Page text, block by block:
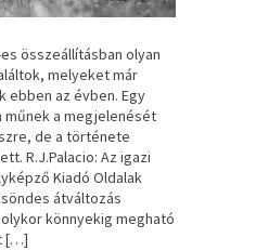
összeállításban olyan
melyeket már
ebben az évben. Egy
a megjelenését
de a története
R.J.Palacio: Az ​igazi
Kiadó Oldalak
átváltozás
könnyekig megható
[…]